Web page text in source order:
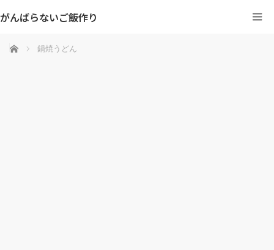
がんばらないご飯作り
ホーム 鍋焼うどん